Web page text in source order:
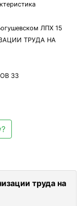
ЛПХ 15
ТРУДА НА
33
труда на